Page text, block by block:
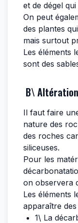
et de dégel
On peut
des plantes
mais surtout
Les éléments
sont des
B\
Il faut faire
nature des
des roches
siliceuses.
Pour les
on observera
Les éléments
apparaître des
1\ La